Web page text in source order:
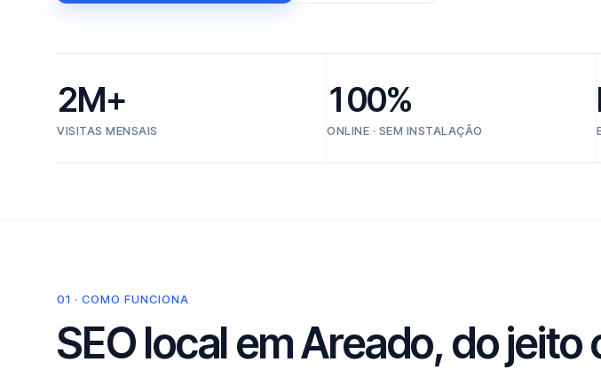
2M+
VISITAS MENSAIS
100%
ONLINE · SEM INSTALAÇÃO
01 · COMO FUNCIONA
SEO local em Areado, do jeito